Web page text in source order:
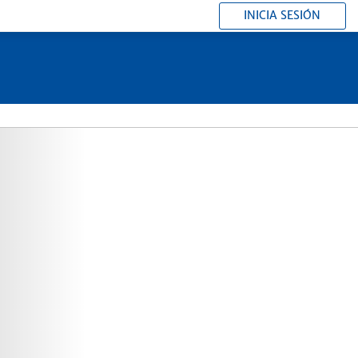
INICIA SESIÓN